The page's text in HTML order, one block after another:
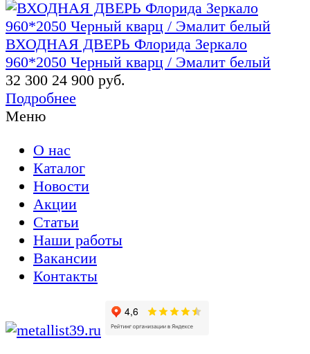
ВХОДНАЯ ДВЕРЬ Флорида Зеркало
960*2050 Черный кварц / Эмалит белый
32 300 24 900 руб.
Подробнее
Меню
О нас
Каталог
Новости
Акции
Статьи
Наши работы
Вакансии
Контакты